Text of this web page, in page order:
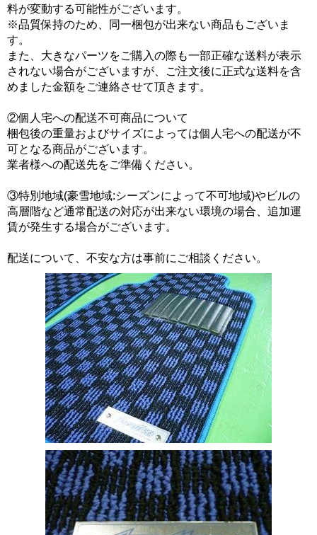
料が変動する可能性がございます。
※品質保持のため、同一梱包が出来ない商品もございま
す。
また、大きなパーツをご購入の際も一部正確な送料が表示
されない場合がございますが、ご注文後に正式な送料を含
めました金額をご連絡させて頂きます。
②個人宅への配送不可商品について
梱包後の重量およびサイズによっては個人宅への配送が不
可となる商品がございます。
業者様への配送先をご準備ください。
③特別地域(豪雪地域:シーズンによって不可地域)やビルの
高層階など通常配送の対応が出来ない環境の場合、追加運
賃が発生する場合がございます。
配送について、不安な方は事前にご相談ください。